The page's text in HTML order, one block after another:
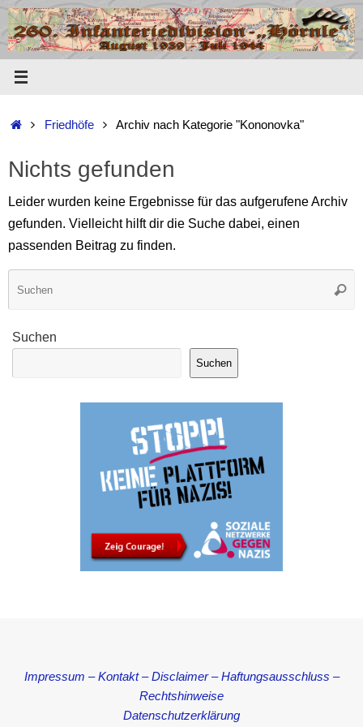
Zum
Inhalt
springen
StartFriedhöfe Archiv nach Kategorie "Kononovka"
Nichts gefunden
Leider wurden keine Ergebnisse für das aufgerufene Archiv
gefunden. Vielleicht hilft dir die Suche dabei, einen
passenden Beitrag zu finden.
Suchen
Suchen
Impressum – Kontakt – Disclaimer – Haftungsausschluss –
Rechtshinweise
Datenschutzerklärung